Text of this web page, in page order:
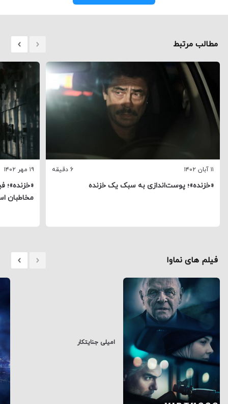
مطالب مرتبط
۱۱ آبان ۱۴۰۲ 6 دقیقه
«خزنده»؛ پوست‌اندازی به سبک یک خزنده
۱۹ مهر ۱۴۰۲
«خزنده»؛
مخاطبان
فیلم های نماوا
امیلی جنایتکار